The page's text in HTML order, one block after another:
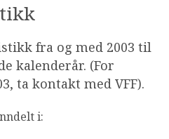
fra og med 2003 til
kalenderår. (For
ta kontakt med VFF).
i: